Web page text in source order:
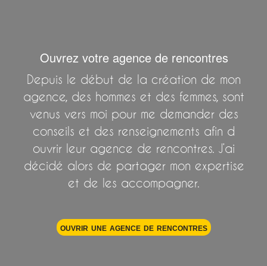
Ouvrez votre agence de rencontres
Depuis le début de la création de mon
agence, des hommes et des femmes, sont
venus vers moi pour me demander des
conseils et des renseignements afin d
ouvrir leur agence de rencontres. J’ai
décidé alors de partager mon expertise
et de les accompagner.
ouvrir une agence de rencontres